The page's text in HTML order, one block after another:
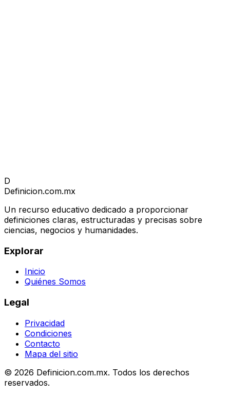
D
Definicion.com.mx
Un recurso educativo dedicado a proporcionar
definiciones claras, estructuradas y precisas sobre
ciencias, negocios y humanidades.
Explorar
Inicio
Quiénes Somos
Legal
Privacidad
Condiciones
Contacto
Mapa del sitio
© 2026 Definicion.com.mx. Todos los derechos
reservados.